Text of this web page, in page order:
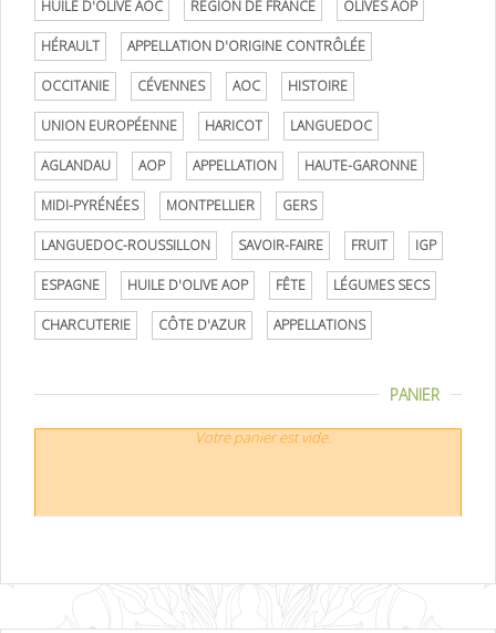
HUILE D'OLIVE AOC RÉGION DE FRANCE OLIVES AOP
HÉRAULT APPELLATION D'ORIGINE CONTRÔLÉE
OCCITANIE CÉVENNES AOC HISTOIRE
UNION EUROPÉENNE HARICOT LANGUEDOC
AGLANDAU AOP APPELLATION HAUTE-GARONNE
MIDI-PYRÉNÉES MONTPELLIER GERS
LANGUEDOC-ROUSSILLON SAVOIR-FAIRE FRUIT IGP
ESPAGNE HUILE D'OLIVE AOP FÊTE LÉGUMES SECS
CHARCUTERIE CÔTE D'AZUR APPELLATIONS
PANIER
Votre panier est vide.